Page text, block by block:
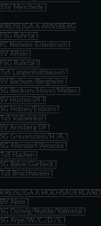
SSV Meschede I
KREISLIGA A ARNSBERG
FSG Ruhrtal I
FC Neheim-Erlenbruch I
SV Affeln I
FSG Ruhrtal II
TuS Langenholthausen I
SV Bachum/Bergheim I
SG Beckum/Hövel/Mellen I
SV Hüsten 09 II
SG Holzen/Eisborn I
TuS Voßwinkel I
SV Arnsberg 09 I
SG Grevenstein/H./A. I
SG Allendorf/Amecke I
TuS Hachen I
SG Balve/Garbeck I
TuS Bruchhausen I
KREISLIGA A HOCHSAUERLAND
BV Alme I
SG Ostwig/Nuttlar/Valmetal I
SG Arpe/W./C./D./S. I